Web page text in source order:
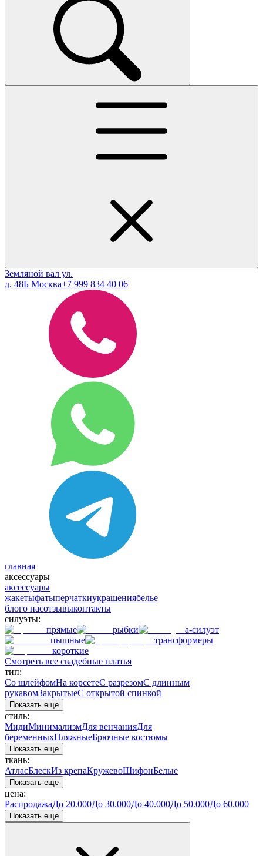
Земляной вал ул.
д. 48Б Москва+7 999 834 40 06
главная
аксессуары
аксессуары
жакетыфатыперчаткиукрашениябелье
блого насотзывыконтакты
силуэты:
прямые
рыбки
а-силуэт
пышные
трансформеры
короткие
Смотреть все свадебные платья
тип:
Со шлейфомНа корсетеС разрезомС длинным
рукавомЗакрытыеС открытой спинкой
Показать еще
стиль:
МидиМинимализмДля венчанияДля
беременныхПляжныеБрючные костюмы
Показать еще
ткань:
АтласБлескИз крепаКружевоШифонБелые
Показать еще
цена:
РаспродажаДо 20.000До 30.000До 40.000До 50.000До 60.000
Показать еще